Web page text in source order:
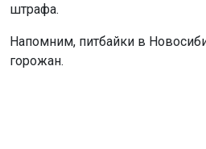
штрафа.
Напомним, питбайки в
горожан.